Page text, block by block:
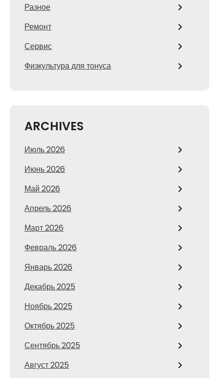
Разное
Ремонт
Сервис
Физкультура для тонуса
ARCHIVES
Июль 2026
Июнь 2026
Май 2026
Апрель 2026
Март 2026
Февраль 2026
Январь 2026
Декабрь 2025
Ноябрь 2025
Октябрь 2025
Сентябрь 2025
Август 2025